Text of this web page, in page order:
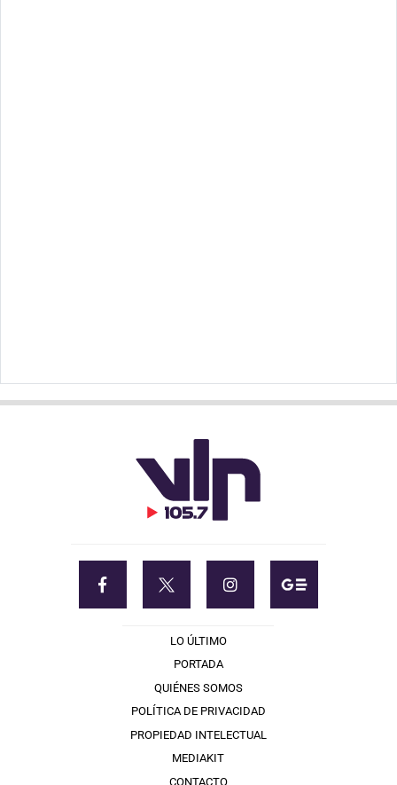
LO ÚLTIMO
PORTADA
QUIÉNES SOMOS
POLÍTICA DE PRIVACIDAD
PROPIEDAD INTELECTUAL
MEDIAKIT
CONTACTO